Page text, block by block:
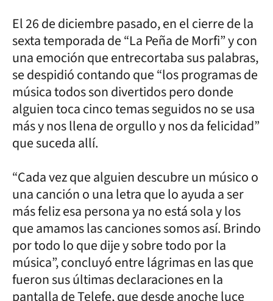
El 26 de diciembre pasado, en el cierre de la
sexta temporada de “La Peña de Morfi” y con
una emoción que entrecortaba sus palabras,
se despidió contando que “los programas de
música todos son divertidos pero donde
alguien toca cinco temas seguidos no se usa
más y nos llena de orgullo y nos da felicidad”
que suceda allí.
“Cada vez que alguien descubre un músico o
una canción o una letra que lo ayuda a ser
más feliz esa persona ya no está sola y los
que amamos las canciones somos así. Brindo
por todo lo que dije y sobre todo por la
música”, concluyó entre lágrimas en las que
fueron sus últimas declaraciones en la
pantalla de Telefe, que desde anoche luce